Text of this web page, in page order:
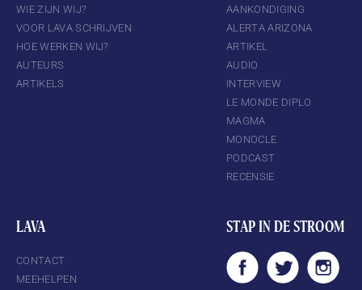
WIE ZIJN WIJ?
VOOR LAVA SCHRIJVEN
HOE WERKEN WIJ?
AUTEURS
ARTIKELS
AANKONDIGING
ALERTA ARIZONA
ARTIKEL
AUDIO
INTERVIEW
LE MONDE DIPLO
MAGMA
MONOCLE
PODCAST
RECENSIE
LAVA
CONTACT
MEEHELPEN
STAP IN DE STROOM